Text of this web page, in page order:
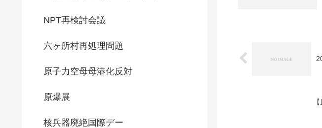
NPT再検討会議
六ヶ所村再処理問題
原子力空母母港化反対
原爆展
核兵器廃絶国際デー